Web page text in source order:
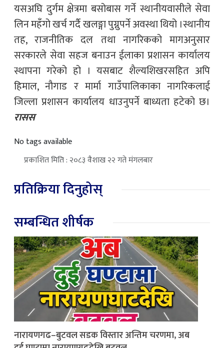
यसअघि दुर्गम क्षेत्रमा बसोबास गर्ने स्थानीयवासीले सेवा
लिन महँगो खर्च गर्दै खलङ्गा पुग्नुपर्ने अवस्था थियो ।स्थानीय
तह, राजनीतिक दल तथा नागरिकको मागअनुसार
सरकारले सेवा सहज बनाउन ईलाका प्रशासन कार्यालय
स्थापना गरेको हो । यसबाट शैल्यशिखरसहित अपि
हिमाल, नौगाड र मार्मा गाउँपालिकाका नागरिकलाई
जिल्ला प्रशासन कार्यालय धाउनुपर्ने बाध्यता हटेको छ।
रासस
No tags available
प्रकाशित मिति : २०८३ वैशाख २२ गते मंगलबार
प्रतिक्रिया दिनुहोस्
सम्बन्धित शीर्षक
नारायणगढ–बुटवल सडक विस्तार अन्तिम चरणमा, अब